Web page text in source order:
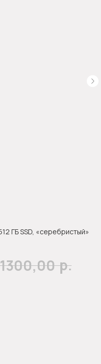
ГБ SSD, «серебристый»
р.